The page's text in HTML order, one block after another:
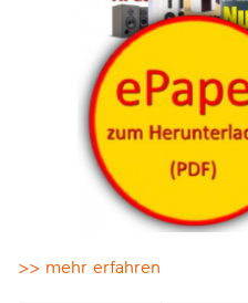
>> mehr erfahren